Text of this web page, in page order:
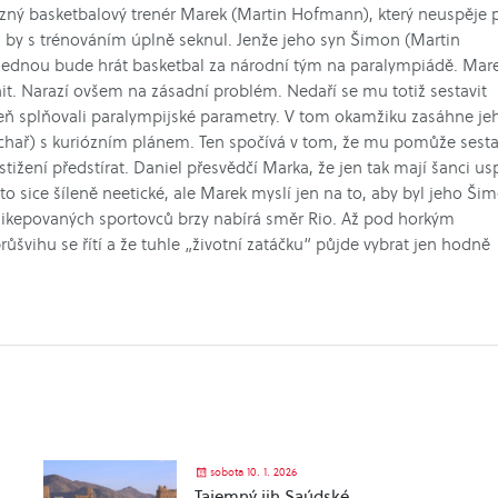
basketbalový trenér Marek (Martin Hofmann), který neuspěje
s trénováním úplně seknul. Jenže jeho syn Šimon (Martin
bude hrát basketbal za národní tým na paralympiádě.
Narazí ovšem na zásadní problém. Nedaří se mu totiž sestavit
splňovali paralympijské parametry. V tom okamžiku zasáhne
s kuriózním plánem. Ten spočívá v tom, že mu pomůže
předstírat. Daniel přesvědčí Marka, že jen tak mají šanci
sice šíleně neetické, ale Marek myslí jen na to, aby byl jeho
sportovců brzy nabírá směr Rio. Až pod horkým
se řítí a že tuhle „životní zatáčku“ půjde vybrat jen hodně
sobota 10. 1. 2026